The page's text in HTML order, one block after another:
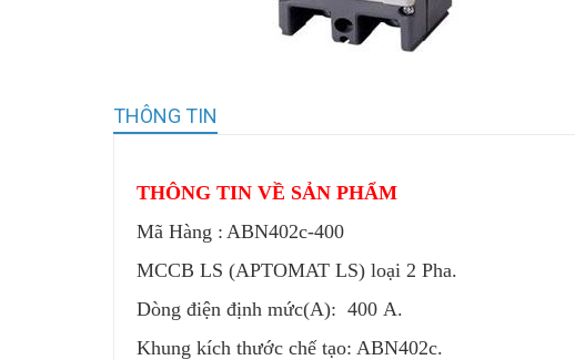
THÔNG TIN
THÔNG TIN VỀ SẢN PHẨM
Mã Hàng : ABN402c-400
MCCB LS (APTOMAT LS) loại 2 Pha.
Dòng điện định mức(A): 400 A.
Khung kích thước chế tạo: ABN402c.